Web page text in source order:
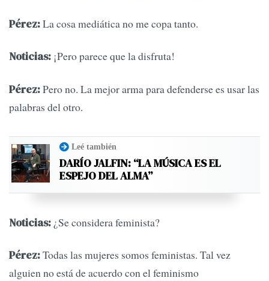
Pérez:La cosa mediática no me copa tanto.
Noticias: ¡Pero parece que la disfruta!
Pérez:Pero no. La mejor arma para defenderse es usar las
palabras del otro.
Leé también
DARÍO JALFIN: “LA MÚSICA ES EL
ESPEJO DEL ALMA”
Noticias: ¿Se considera feminista?
Pérez:Todas las mujeres somos feministas. Tal vez
alguien no está de acuerdo con el feminismo